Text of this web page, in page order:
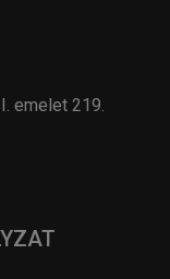
emelet 219.